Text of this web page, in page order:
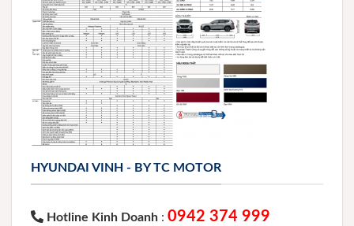
HYUNDAI VINH - BY TC MOTOR
Hotline Kinh Doanh : 0942 374 999